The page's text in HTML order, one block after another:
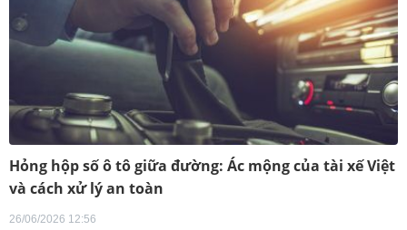
Hỏng hộp số ô tô giữa đường: Ác mộng của tài xế Việt
và cách xử lý an toàn
26/06/2026 12:56